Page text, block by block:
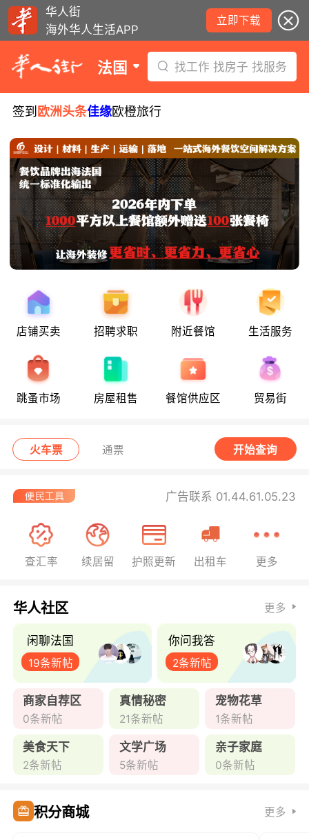
华人街
海外华人生活APP
立即下载
法国 找工作 找房子 找服务
签到 欧洲头条佳缘欧橙旅行
店铺买卖 招聘求职 附近餐馆 生活服务
跳蚤市场 房屋租售 餐馆供应区 贸易街
火车票 通票 开始查询
广告联系 01.44.61.05.23
查汇率 续居留 护照更新 出租车 更多
华人社区 更多
闲聊法国
19条新帖
你问我答
2条新帖
商家自荐区
0条新帖
真情秘密
21条新帖
宠物花草
1条新帖
美食天下
2条新帖
文学广场
5条新帖
亲子家庭
0条新帖
积分商城 更多